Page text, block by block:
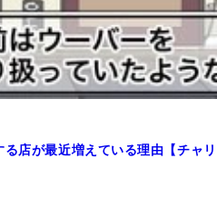
店が最近増えている理由【チャリ